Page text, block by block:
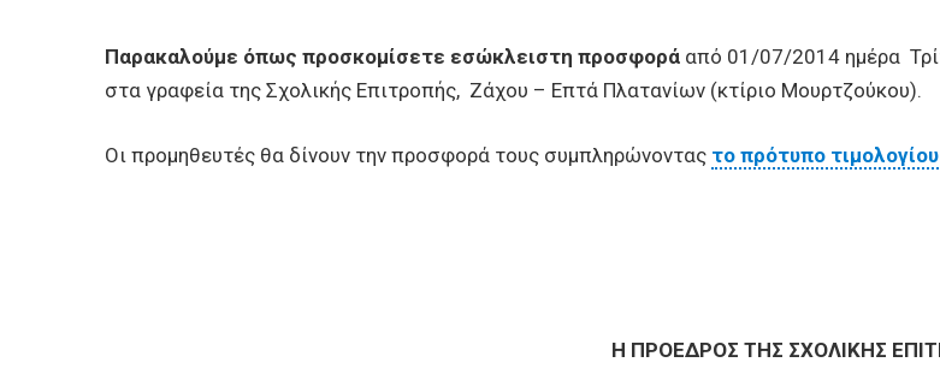
Παρακαλούμε όπως προσκομίσετε εσώκλειστη προσφορά από 01/07/2014 ημέρα
στα γραφεία της Σχολικής Επιτροπής, Ζάχου – Επτά Πλατανίων (κτίριο Μουρτζούκου).
Oι προμηθευτές θα δίνουν την προσφορά τους συμπληρώνοντας το πρότυπο
Η ΠΡΟΕΔΡΟΣ ΤΗΣ ΣΧΟΛΙΚΗΣ